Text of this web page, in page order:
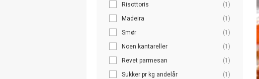
Risottoris
(1)
Madeira
(1)
Smør
(1)
Noen kantareller
(1)
Revet parmesan
(1)
Sukker pr kg andelår
(1)